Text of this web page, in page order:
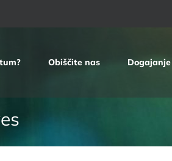
Obiščite nas Dogajanje